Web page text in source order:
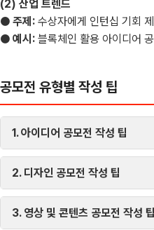
(2) 산업 트렌드
● 주제: 수상자에게 인턴십 기회
● 예시: 블록체인 활용 아이디어
공모전 유형별 작성 팁
1. 아이디어 공모전 작성 팁
2. 디자인 공모전 작성 팁
3. 영상 및 콘텐츠 공모전 작성 팁